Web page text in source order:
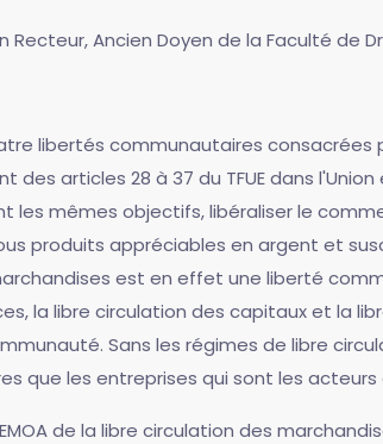
Recteur, Ancien Doyen de la Faculté de
libertés communautaires consacrées
des articles 28 à 37 du TFUE dans
les mêmes objectifs, libéraliser le
produits appréciables en argent et
est en effet une liberté
la libre circulation des capitaux et la
Sans les régimes de libre
que les entreprises qui sont les
de la libre circulation des